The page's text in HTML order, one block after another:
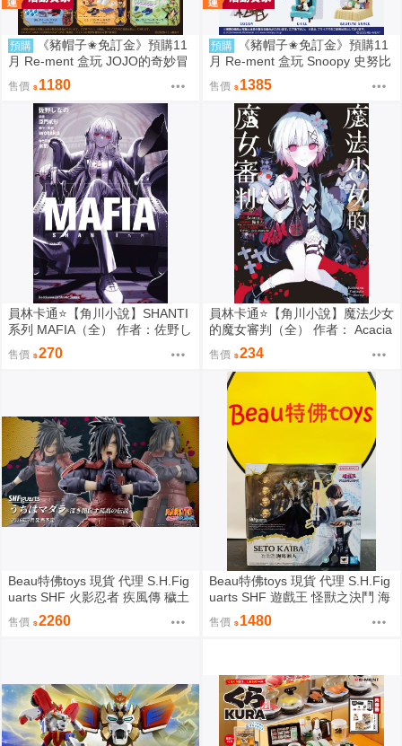
預購
《豬帽子✬免訂金》預購11
月 Re-ment 盒玩 JOJO的奇妙冒
險 服裝精品店 黃金之風 中盒6入
0816
售價 1180
預購
《豬帽子✬免訂金》預購11
月 Re-ment 盒玩 Snoopy 史努比
悠閒座椅場景 中盒6入 0816
售價 1385
員林卡通⭐️【角川小說】SHANTI
系列 MAFIA（全） 作者：佐野し
なの (附尼采書套)
售價 270
員林卡通⭐️【角川小說】魔法少女
的魔女審判（全） 作者： Acacia
(附尼采書套)
售價 234
Beau特佛toys 現貨 代理 S.H.Fig
uarts SHF 火影忍者 疾風傳 穢土
轉身 宇智波斑 0209
售價 2260
Beau特佛toys 現貨 代理 S.H.Fig
uarts SHF 遊戲王 怪獸之決鬥 海
馬瀬人 0209
售價 1480